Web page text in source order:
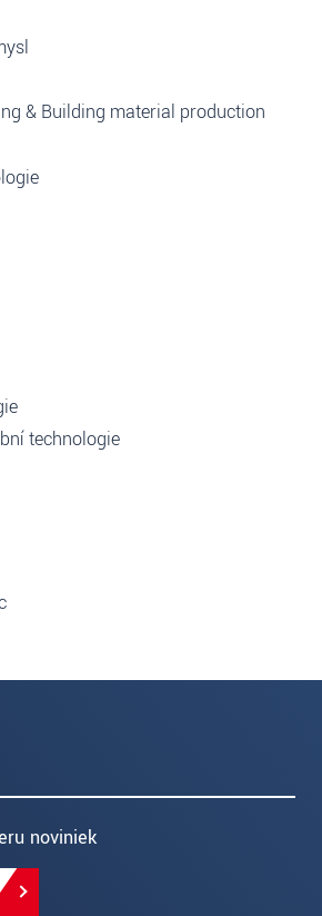
& Building material production
technologie
noviniek